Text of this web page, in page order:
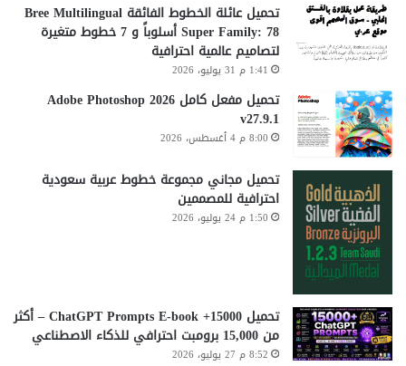
تحميل عائلة الخطوط الفائقة Bree Multilingual
Super Family: 78 أسلوباً و 7 خطوط متغيرة
لتصاميم عالمية احترافية
1:41 م 31 يوليو، 2026
تحميل مفعل كامل Adobe Photoshop 2026
v27.9.1
8:00 م 4 أغسطس، 2026
تحميل مجاني مجموعة خطوط عربية سعودية
احترافية للمصممين
1:50 م 24 يوليو، 2026
تحميل 15000+ ChatGPT Prompts E-book – أكثر
من 15,000 برومبت احترافي للذكاء الاصطناعي
8:52 م 27 يوليو، 2026